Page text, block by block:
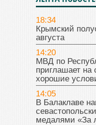
18:34
Крымский
августа
14:20
МВД по
приглашает
хорошие
14:05
В Балаклаве
медалями «За